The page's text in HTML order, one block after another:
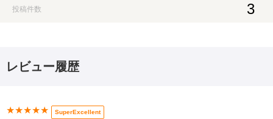
投稿件数 3
レビュー履歴
★★★★★ SuperExcellent